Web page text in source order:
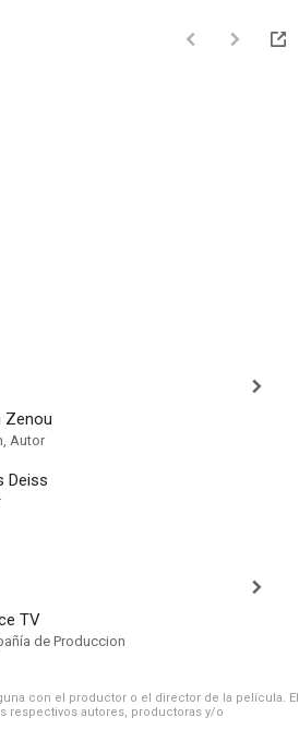
Zenou
Autor
Deiss
TV
de Produccion
con el productor o el director de la película. El
respectivos autores, productoras y/o